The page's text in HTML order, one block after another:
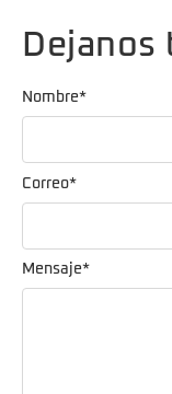
Mensaje*
Nombre*
Correo*